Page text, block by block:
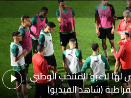
لاعبو المنتخب الوطني
(شاهد الفيديو)